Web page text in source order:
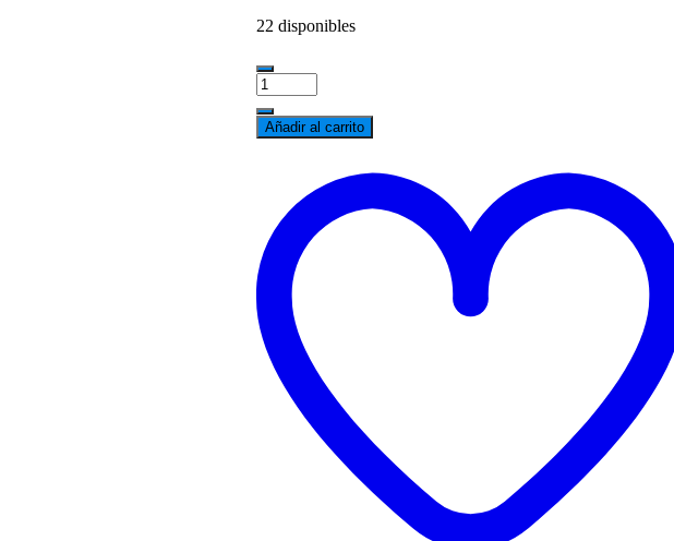
22 disponibles
PROPULSORES
DE
VALVULAS
AMAROK
CFPA/OCTAVIA
BSF
cantidad
Añadir al carrito